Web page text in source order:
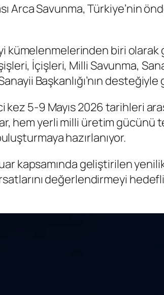
Arca Savunma, Türkiye’nin
kümelenmelerinden biri
İçişleri, Milli Savunma,
Başkanlığı’nın
kez 5-9 Mayıs 2026 tarihleri
hem yerli milli üretim
hazırlanıyor.
kapsamında geliştirilen
değerlendirmeyi